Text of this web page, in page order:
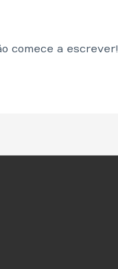
comece a escrever!